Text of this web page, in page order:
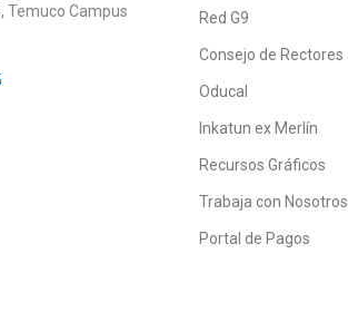
Temuco Campus
Red G9
Consejo de Rectores
Oducal
Inkatun ex Merlín
Recursos Gráficos
Trabaja con Nosotros
Portal de Pagos